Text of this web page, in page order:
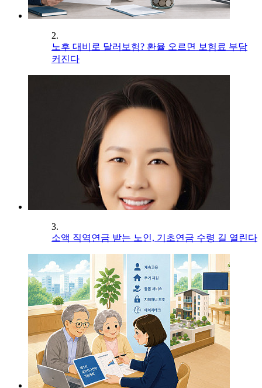
2.
노후 대비로 달러보험? 환율 오르면 보험료 부담
커진다
3.
소액 직역연금 받는 노인, 기초연금 수령 길 열린다